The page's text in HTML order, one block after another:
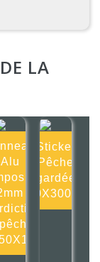
LA
Alu
Sticker
Pêche
gardée
300X300mm